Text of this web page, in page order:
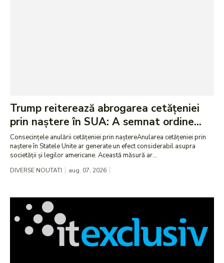
Trump reiterează abrogarea cetățeniei
prin naștere în SUA: A semnat ordine...
Consecințele anulării cetățeniei prin naștereAnularea cetățeniei prin
naștere în Statele Unite ar generate un efect considerabil asupra
societății și legilor americane. Această măsură ar...
DIVERSE NOUTATI aug. 07, 2026